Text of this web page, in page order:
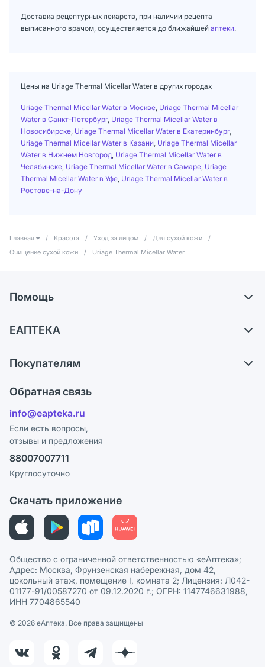
Доставка рецептурных лекарств, при наличии рецепта
выписанного врачом, осуществляется до ближайшей аптеки.
Цены на Uriage Thermal Micellar Water в других городах
Uriage Thermal Micellar Water в Москве Uriage Thermal Micellar
Water в Санкт-Петербург, Uriage Thermal Micellar Water в
Новосибирске Uriage Thermal Micellar Water в Екатеринбург,
Uriage Thermal Micellar Water в Казани Uriage Thermal Micellar
Water в Нижнем Новгород Uriage Thermal Micellar Water в
Челябинске Uriage Thermal Micellar Water в Самаре Uriage
Thermal Micellar Water в Уфе Uriage Thermal Micellar Water в
Ростове-на-Дону
Главная / Красота / Уход за лицом / Для сухой кожи
/
Очищение сухой кожи
/ Uriage Thermal Micellar Water
Помощь
Самовывоз из аптек
Ответы на вопросы
Блог
ЕАПТЕКА
Карьера
Поставщики
Лицензия
Реклама на сайте
Ваши товары на ЕАПТЕКЕ
Покупателям
Программа СберСпасибо
Политика конфиденциальности
Пользовательское соглашение
Политика рекомендаций
Этика и соответствие
Политика в отношении обработки персональных данных
Обратная связь
info@eapteka.ru
Если есть вопросы,
отзывы и предложения
88007007711
Круглосуточно
Скачать приложение
Общество с ограниченной ответственностью «еАптека»;
Адрес: Москва, Фрунзенская набережная, дом 42,
цокольный этаж, помещение I, комната 2; Лицензия: Л042-
01177-91/00587270 от 09.12.2020 г.; ОГРН: 1147746631988,
ИНН 7704865540
© 2026 eАптека. Все права защищены